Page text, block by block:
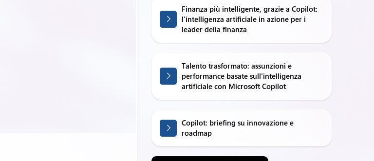
Finanza più intelligente, grazie a Copilot:
l'intelligenza artificiale in azione per i
leader della finanza
Talento trasformato: assunzioni e
performance basate sull'intelligenza
artificiale con Microsoft Copilot
Copilot: briefing su innovazione e
roadmap